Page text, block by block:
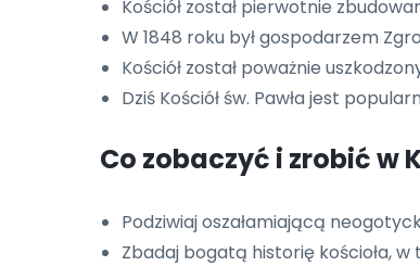
Kościół został pierwotnie
W 1848 roku był gospodarzem
Kościół został poważnie
Dziś Kościół św. Pawła jest
Co zobaczyć i zrobić w
Podziwiaj oszałamiającą
Zbadaj bogatą historię kościoła,